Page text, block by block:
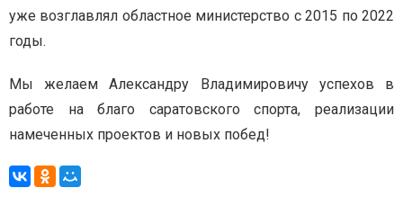
уже возглавлял областное министерство с 2015 по 2022
годы.
Мы желаем Александру Владимировичу успехов в
работе на благо саратовского спорта, реализации
намеченных проектов и новых побед!